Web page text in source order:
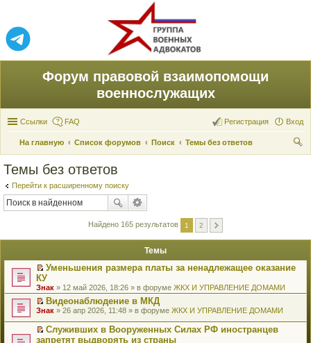
Форум правовой взаимопомощи
военнослужащих
Ссылки FAQ Вход
Регистрация
На главную Список форумов Поиск
Темы без ответов
Темы без ответов
Перейти к расширенному поиску
Найдено 165 результатов 1 2
Темы
П
е
р
е
й
и
к
п
Уменьшения размера платы за ненадлежащее оказание
КУ
Знак » 12 май 2026, 18:26 » в форуме ЖКХ И УПРАВЛЕНИЕ ДОМАМИ
П
р
е
й
Видеонаблюдение в МКД
Знак » 26 апр 2026, 11:48 » в форуме ЖКХ И УПРАВЛЕНИЕ ДОМАМИ
П
Служивших в Вооруженных Силах РФ иностранцев
запретят выдворять из страны